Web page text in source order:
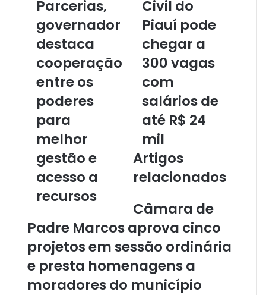
Parcerias,
governador
destaca
cooperação
entre os
poderes
para
melhor
gestão e
acesso a
recursos
Civil do
Piauí pode
chegar a
300 vagas
com
salários de
até R$ 24
mil
Artigos
relacionados
Câmara de
Padre Marcos aprova cinco
projetos em sessão ordinária
e presta homenagens a
moradores do município